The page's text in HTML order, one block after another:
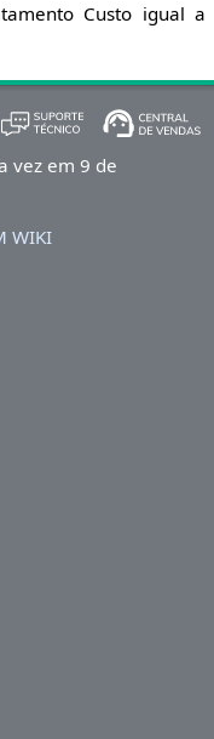
Custo igual a
vez em 9 de
WIKI